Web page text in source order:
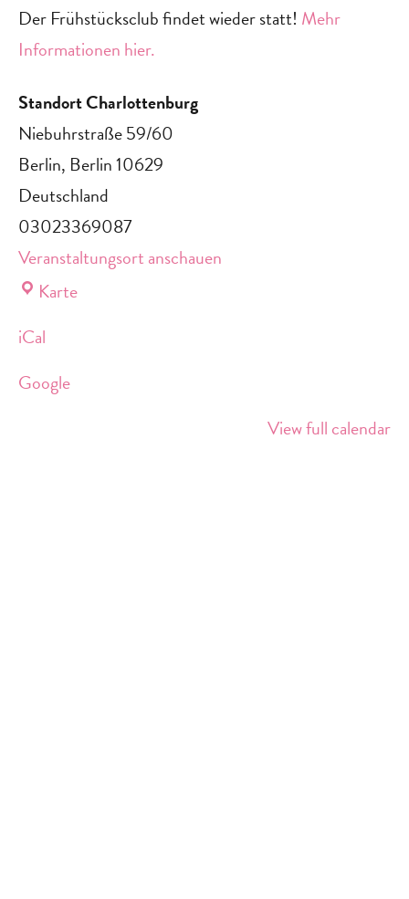
‍Der Frühstücksclub findet wieder statt! Mehr
Informationen hier.
Standort Charlottenburg
Niebuhrstraße 59/60
Berlin, Berlin10629
Deutschland
03023369087
Veranstaltungsort anschauen
KarteStandort
iCal
Google
View full calendar